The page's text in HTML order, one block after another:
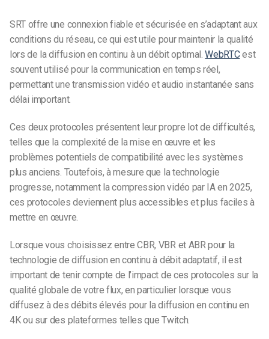
SRT offre une connexion fiable et sécurisée en s’adaptant aux
conditions du réseau, ce qui est utile pour maintenir la qualité
lors de la diffusion en continu à un débit optimal.WebRTCest
souvent utilisé pour la communication en temps réel,
permettant une transmission vidéo et audio instantanée sans
délai important.
Ces deux protocoles présentent leur propre lot de difficultés,
telles que la complexité de la mise en œuvre et les
problèmes potentiels de compatibilité avec les systèmes
plus anciens. Toutefois, à mesure que la technologie
progresse, notamment la compression vidéo par IA en 2025,
ces protocoles deviennent plus accessibles et plus faciles à
mettre en œuvre.
Lorsque vous choisissez entre CBR, VBR et ABR pour la
technologie de diffusion en continu à débit adaptatif, il est
important de tenir compte de l’impact de ces protocoles sur la
qualité globale de votre flux, en particulier lorsque vous
diffusez à des débits élevés pour la diffusion en continu en
4K ou sur des plateformes telles que Twitch.